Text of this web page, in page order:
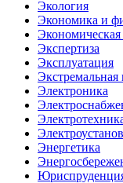
Экология
Экономика и
Экономическая
Экспертиза
Эксплуатация
Экстремальная
Электроника
Энергетика